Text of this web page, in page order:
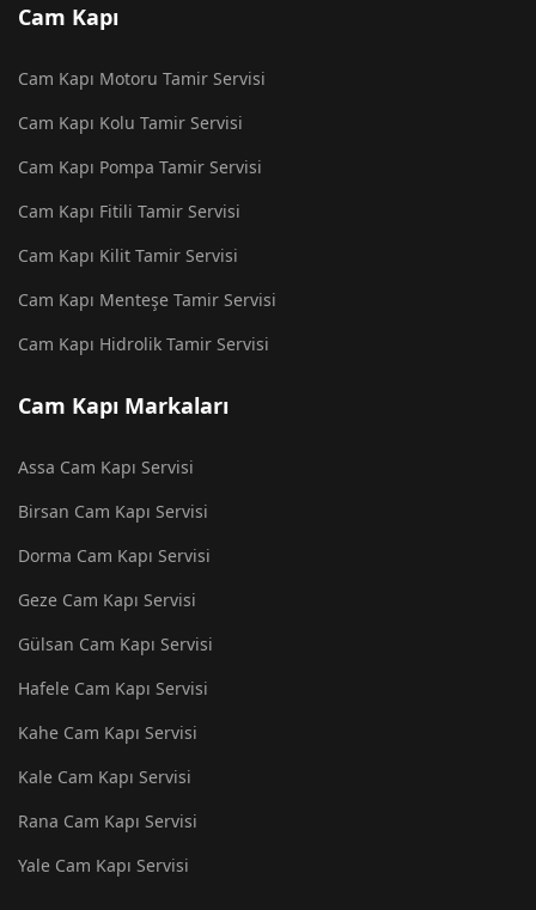
Cam Kapı
Cam Kapı Motoru Tamir Servisi
Cam Kapı Kolu Tamir Servisi
Cam Kapı Pompa Tamir Servisi
Cam Kapı Fitili Tamir Servisi
Cam Kapı Kilit Tamir Servisi
Cam Kapı Menteşe Tamir Servisi
Cam Kapı Hidrolik Tamir Servisi
Cam Kapı Markaları
Assa Cam Kapı Servisi
Birsan Cam Kapı Servisi
Dorma Cam Kapı Servisi
Geze Cam Kapı Servisi
Gülsan Cam Kapı Servisi
Hafele Cam Kapı Servisi
Kahe Cam Kapı Servisi
Kale Cam Kapı Servisi
Rana Cam Kapı Servisi
Yale Cam Kapı Servisi